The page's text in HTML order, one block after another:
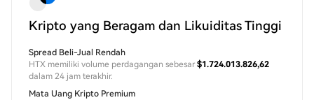
Kripto yang Beragam dan Likuiditas Tinggi
Spread Beli-Jual Rendah
HTX memiliki volume perdagangan sebesar $1.724.013.826,62
dalam 24 jam terakhir.
Mata Uang Kripto Premium